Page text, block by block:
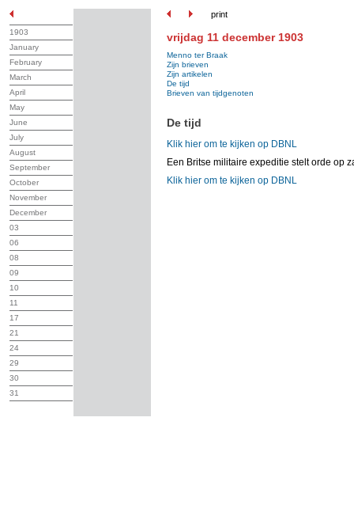
print
1903
January
February
March
April
May
June
July
August
September
October
November
December
03
06
08
09
10
11
17
21
24
29
30
31
vrijdag 11 december 1903
Menno ter Braak
Zijn brieven
Zijn artikelen
De tijd
Brieven van tijdgenoten
De tijd
Klik hier om te kijken op DBNL
Een Britse militaire expeditie stelt orde op
Klik hier om te kijken op DBNL